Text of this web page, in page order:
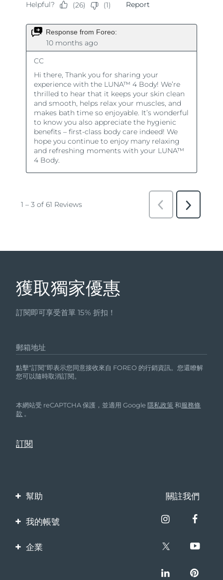
獲取獨家優惠
訂閱即可享受首單 15% 折扣！
郵箱地址
點擊“訂閱”即表示您同意接收來自 FOREO 的行銷資訊。您還瞭解
您可以隨時取消訂閱。
本網站受 reCAPTCHA 保護，並適用 Google隱私政策 和服務條
款 。
幫助
聯繫我們
保修與退換貨
關註我們
我的帳號
產品註冊
企業